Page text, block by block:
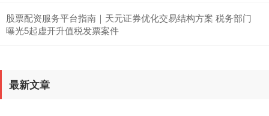
股票配资服务平台指南｜天元证券优化交易结构方案 税务部门
曝光5起虚开升值税发票案件
最新文章